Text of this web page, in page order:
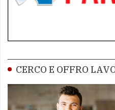
CERCO E OFFRO